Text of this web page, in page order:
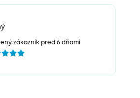
zákazník pred 6 dňami